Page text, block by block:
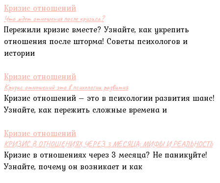
Кризис отношений
Что ждет отношения после кризиса?
Пережили кризис вместе? Узнайте, как укрепить
отношения после шторма! Советы психологов и
истории
Кризис отношений
Кризис отношений это в психологии развития
Кризис отношений – это в психологии развития шанс!
Узнайте, как пережить сложные времена и
Кризис отношений
КРИЗИС В ОТНОШЕНИЯХ ЧЕРЕЗ 3 МЕСЯЦА: МИФЫ И РЕАЛЬНОСТЬ
Кризис в отношениях через 3 месяца? Не паникуйте!
Узнайте, почему он возникает и как